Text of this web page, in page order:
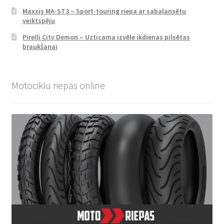
Maxxis MA-ST3 – Sport-touring riepa ar sabalansētu
veiktspēju
Pirelli City Demon – Uzticama izvēle ikdienas pilsētas
braukšanai
Motociklu riepas online